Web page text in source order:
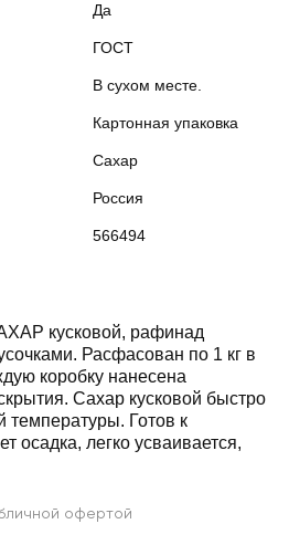
Да
ГОСТ
В сухом месте.
Картонная упаковка
Сахар
Россия
566494
кусковой, рафинад
Расфасован по 1 кг в
коробку нанесена
Сахар кусковой быстро
температуры. Готов к
осадка, легко усваивается,
офертой